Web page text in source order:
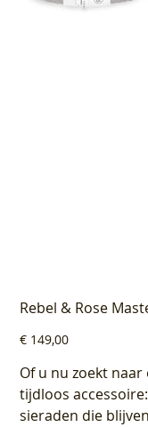
Rebel & Rose
Prijs
€ 149,00
Of u nu zoekt
tijdloos
sieraden die